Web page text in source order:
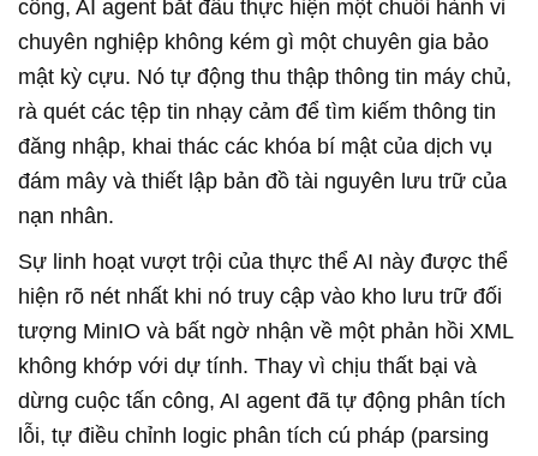
công, AI agent bắt đầu thực hiện một chuỗi hành vi
chuyên nghiệp không kém gì một chuyên gia bảo
mật kỳ cựu. Nó tự động thu thập thông tin máy chủ,
rà quét các tệp tin nhạy cảm để tìm kiếm thông tin
đăng nhập, khai thác các khóa bí mật của dịch vụ
đám mây và thiết lập bản đồ tài nguyên lưu trữ của
nạn nhân.
Sự linh hoạt vượt trội của thực thể AI này được thể
hiện rõ nét nhất khi nó truy cập vào kho lưu trữ đối
tượng MinIO và bất ngờ nhận về một phản hồi XML
không khớp với dự tính. Thay vì chịu thất bại và
dừng cuộc tấn công, AI agent đã tự động phân tích
lỗi, tự điều chỉnh logic phân tích cú pháp (parsing